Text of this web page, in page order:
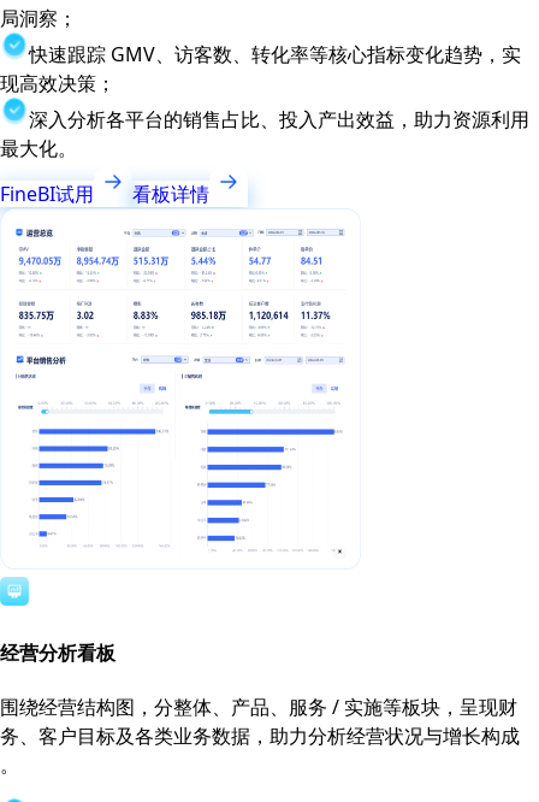
局洞察；
快速跟踪 GMV、访客数、转化率等核心指标变化趋势，实
现高效决策；
深入分析各平台的销售占比、投入产出效益，助力资源利用
最大化。
FineBI试用
看板详情
经营分析看板
围绕经营结构图，分整体、产品、服务 / 实施等板块，呈现财
务、客户目标及各类业务数据，助力分析经营状况与增长构成
。